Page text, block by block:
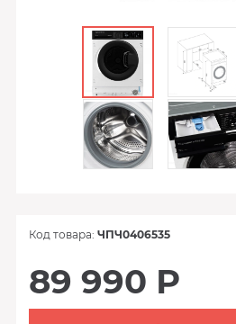
Код товара: ЧПЧ0406535
89 990 Р